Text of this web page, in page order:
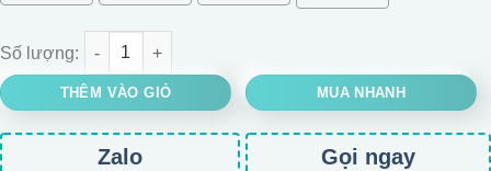
GIỎ HOA HỒNG ĐỎ PHÁP ĐỂ BÀN số lượng
THÊM VÀO GIỎ MUA NHANH
Zalo Gọi ngay